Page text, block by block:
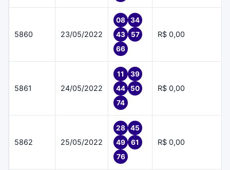
5860 23/05/2022
08
34
43
57
66
R$ 0,00
5861 24/05/2022
11
39
44
50
74
R$ 0,00
5862 25/05/2022
28
45
49
61
76
R$ 0,00